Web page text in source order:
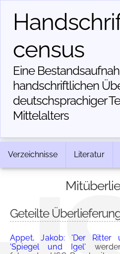
census
Eine
handschriftlichen
deutschsprachiger
Mittelalters
Verzeichnisse Literatur
Geteilte
Appet, Jakob: 'Der Ritter
'Spiegel und Igel'